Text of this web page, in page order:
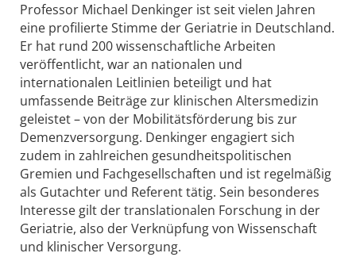
Professor Michael Denkinger ist seit vielen Jahren
eine profilierte Stimme der Geriatrie in Deutschland.
Er hat rund 200 wissenschaftliche Arbeiten
veröffentlicht, war an nationalen und
internationalen Leitlinien beteiligt und hat
umfassende Beiträge zur klinischen Altersmedizin
geleistet – von der Mobilitätsförderung bis zur
Demenzversorgung. Denkinger engagiert sich
zudem in zahlreichen gesundheitspolitischen
Gremien und Fachgesellschaften und ist regelmäßig
als Gutachter und Referent tätig. Sein besonderes
Interesse gilt der translationalen Forschung in der
Geriatrie, also der Verknüpfung von Wissenschaft
und klinischer Versorgung.